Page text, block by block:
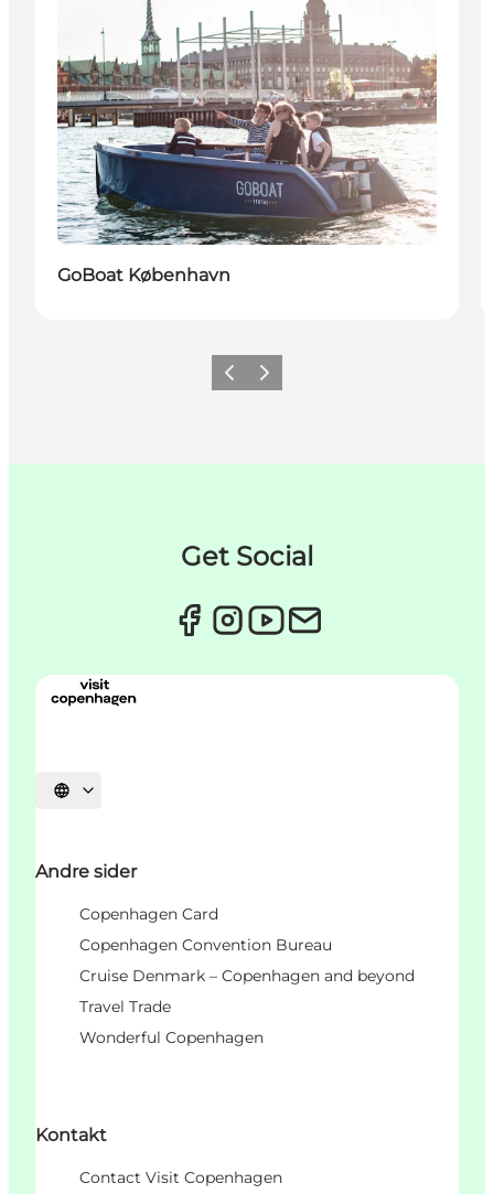
GoBoat København
Previous
Next
Get Social
Select language
Andre sider
Copenhagen Card
Copenhagen Convention Bureau
Cruise Denmark – Copenhagen and beyond
Travel Trade
Wonderful Copenhagen
Kontakt
Contact Visit Copenhagen